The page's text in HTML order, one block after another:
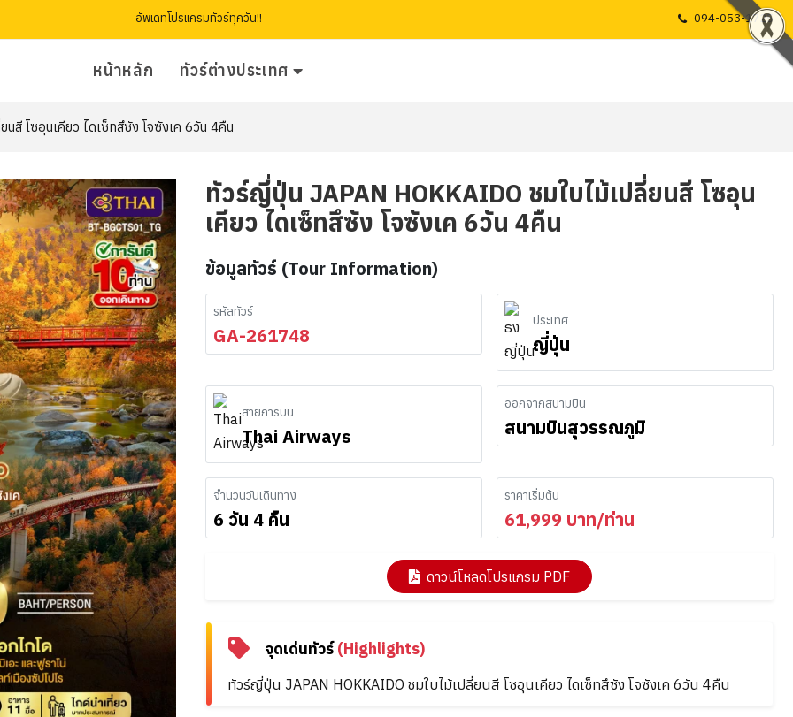
อัพเดทโปรแกรมทัวร์ทุกวัน!! 094-053-1725
หน้าหลัก ทัวร์ต่างประเทศ
สี โซอุนเคียว ไดเซ็ทสึซัง โจซังเค 6วัน 4คืน
ทัวร์ญี่ปุ่น JAPAN HOKKAIDO ชมใบไม้เปลี่ยนสี โซอุน
เคียว ไดเซ็ทสึซัง โจซังเค 6วัน 4คืน
ข้อมูลทัวร์ (Tour Information)
รหัสทัวร์
GA-261748
ประเทศ
ญี่ปุ่น
สายการบิน
Thai Airways
ออกจากสนามบิน
สนามบินสุวรรณภูมิ
จำนวนวันเดินทาง
6 วัน 4 คืน
ราคาเริ่มต้น
61,999 บาท/ท่าน
ดาวน์โหลดโปรแกรม PDF
จุดเด่นทัวร์(Highlights)
ทัวร์ญี่ปุ่น JAPAN HOKKAIDO ชมใบไม้เปลี่ยนสี โซอุนเคียว ไดเซ็ทสึซัง โจซังเค 6วัน 4คืน